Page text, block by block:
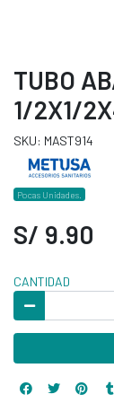
TUBO
1/2X1/
SKU: MAST914
Pocas Unidades.
S/ 9.90
CANTIDAD